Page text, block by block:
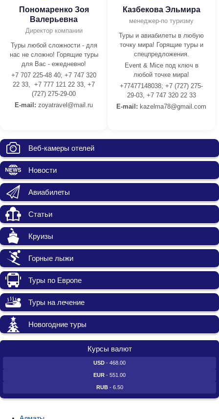
Пономаренко Зоя
Валерьевна
Директор компании
Туры любой сложности - для
нас не сложно! Горящие туры
для Вас - ежедневно!
+7 707 225-48 40; +7 747 320
22 33, +7 777 121 22 33, +7
(727) 275-29-00
E-mail: zoyatravel@mail.ru
Казбекова Эльмира
менеджер-по туризму
Туры и авиабилеты в любую
точку мира! Горящие туры и
спецпредложения.
Event & Mice под ключ в
любой точке мира!
+77477148038; +7 (727) 275-
29-03, +7 747 320 22 33
E-mail: kazelma78@gmail.com
Веб-камеры отелей
Новости
Авиабилеты
Статьи
Круизы
Горные лыжи
Туры по Европе
Туры на лечение
Новогодние туры
Курсы валют
USD - 468.00
EUR - 551.00
RUB- 6.50